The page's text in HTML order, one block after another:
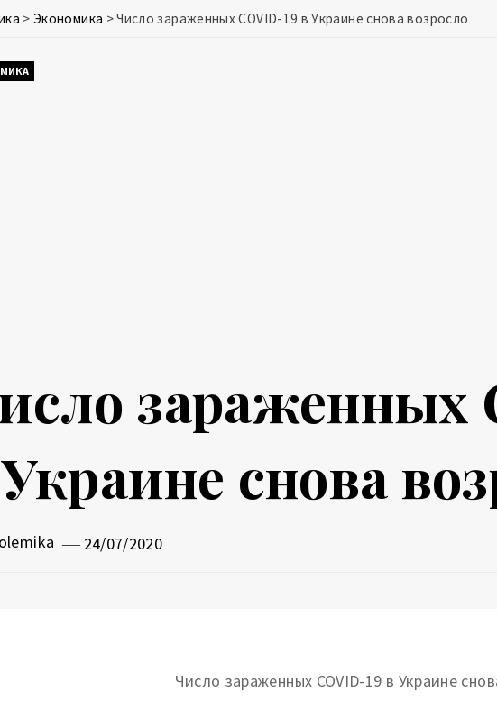
> Экономика >Число зараженных COVID-19 в Украине снова возросло
зараженных
снова
24/07/2020